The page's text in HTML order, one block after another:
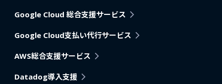
Google Cloud 総合支援サービス
Google Cloud支払い代行サービス
AWS総合支援サービス
Datadog導入支援